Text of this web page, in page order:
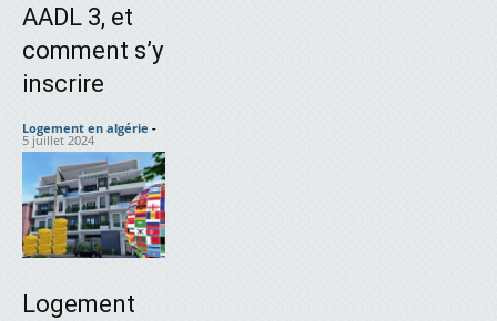
AADL 3, et
comment s’y
inscrire
Logement en algérie -
5 juillet 2024
Logement